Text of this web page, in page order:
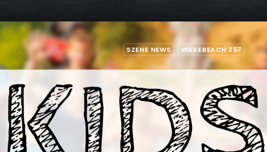
SZENE NEWS WAKEBEACH 257